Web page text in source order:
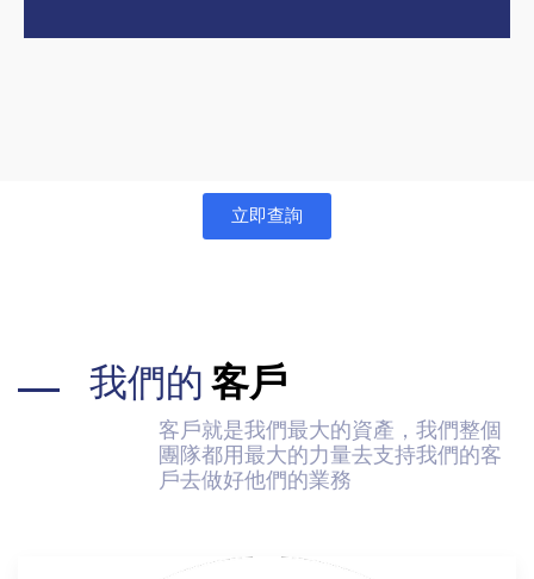
立即查詢
我們的 客戶
客戶就是我們最大的資產，我們整個
團隊都用最大的力量去支持我們的客
戶去做好他們的業務